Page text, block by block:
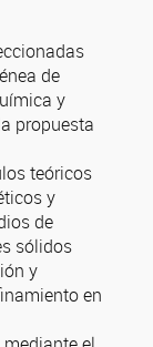
de
y
propuesta
teóricos
y
de
sólidos
y
en